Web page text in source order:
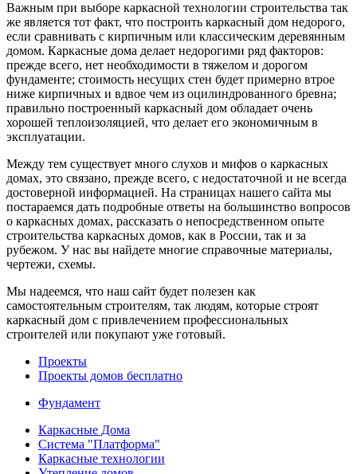
Важным при выборе каркасной технологии строительства так
же является тот факт, что построить каркасный дом недорого,
если сравнивать с кирпичным или классическим деревянным
домом. Каркасные дома делает недорогими ряд факторов:
прежде всего, нет необходимости в тяжелом и дорогом
фундаменте; стоимость несущих стен будет примерно втрое
ниже кирпичных и вдвое чем из оцилиндрованного бревна;
правильно построенный каркасный дом обладает очень
хорошей теплоизоляцией, что делает его экономичным в
эксплуатации.
Между тем существует много слухов и мифов о каркасных
домах, это связано, прежде всего, с недостаточной и не всегда
достоверной информацией. На страницах нашего сайта мы
постараемся дать подробные ответы на большинство вопросов
о каркасных домах, рассказать о непосредственном опыте
строительства каркасных домов, как в России, так и за
рубежом. У нас вы найдете многие справочные материалы,
чертежи, схемы.
Мы надеемся, что наш сайт будет полезен как
самостоятельным строителям, так людям, которые строят
каркасный дом с привлечением профессиональных
строителей или покупают уже готовый.
Проекты
Проекты домов бесплатно
Фундамент
Каркасные Дома
Система "Платформа"
Каркасные технологии